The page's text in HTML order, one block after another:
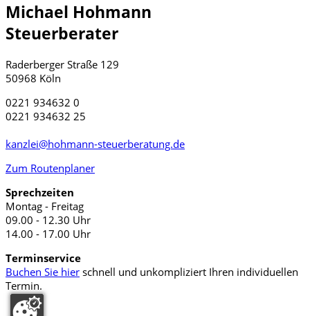
Michael Hohmann
Steuerberater
Raderberger Straße 129
50968 Köln
0221 934632 0
0221 934632 25
kanzlei@hohmann-steuerberatung.de
Zum Routenplaner
Sprechzeiten
Montag - Freitag
09.00 - 12.30 Uhr
14.00 - 17.00 Uhr
Terminservice
Buchen Sie hier schnell und unkompliziert Ihren individuellen
Termin.